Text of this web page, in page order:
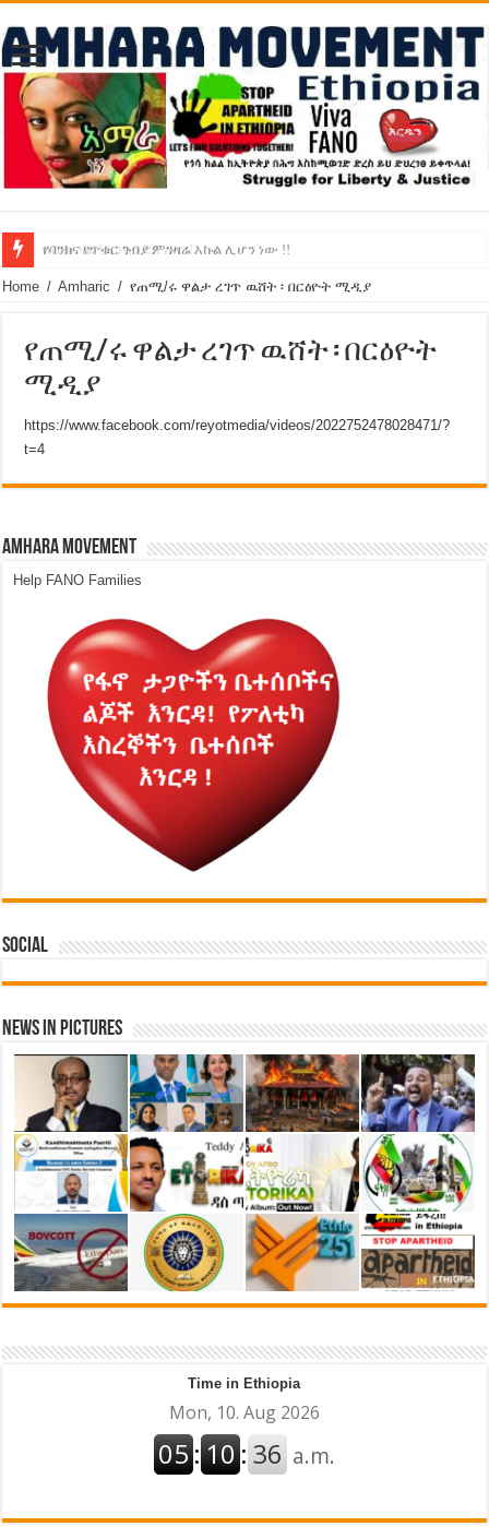
የባንክና የጥቁር ገብያ ምንዛሬ እኩል ሊሆን ነው !!
አሸንፈናል ! እንኳን ደስ አለን!
Home / Amharic / የጠሚ/ሩ ዋልታ ረገጥ ዉሸት ፡ በርዕዮት ሚዲያ
የጠሚ/ሩ ዋልታ ረገጥ ዉሸት ፡ በርዕዮት
ሚዲያ
https://www.facebook.com/reyotmedia/videos/2022752478028471/?
t=4
Amhara Movement
Help FANO Families
Social
News in Pictures
Time in Ethiopia